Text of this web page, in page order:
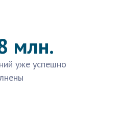
млн.
уже успешно